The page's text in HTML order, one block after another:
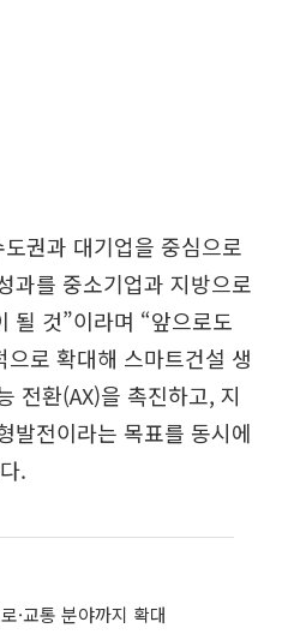
권과 대기업을 중심으로
과를 중소기업과 지방으로
될 것”이라며 “앞으로도
로 확대해 스마트건설 생
전환(AX)을 촉진하고, 지
발전이라는 목표를 동시에
.
·교통 분야까지 확대